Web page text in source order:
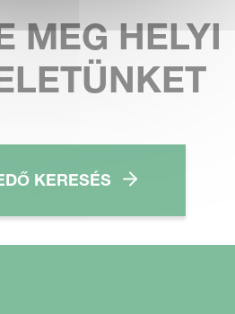
MEG HELYI
KERESÉS